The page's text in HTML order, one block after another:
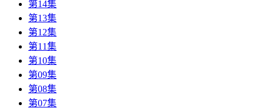
第14集
第13集
第12集
第11集
第10集
第09集
第08集
第07集